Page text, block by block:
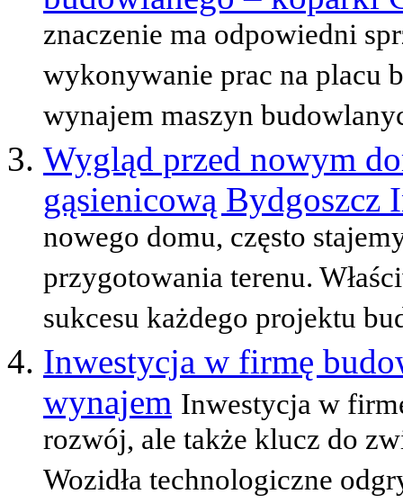
znaczenie ma odpowiedni
wykonywanie prac na placu
wynajem maszyn
Wygląd przed nowym
gąsienicową Bydgoszcz
nowego domu, często
przygotowania terenu.
sukcesu każdego projektu
Inwestycja w firmę
wynajem Inwestycja w
rozwój, ale także klucz do
Wozidła technologiczne